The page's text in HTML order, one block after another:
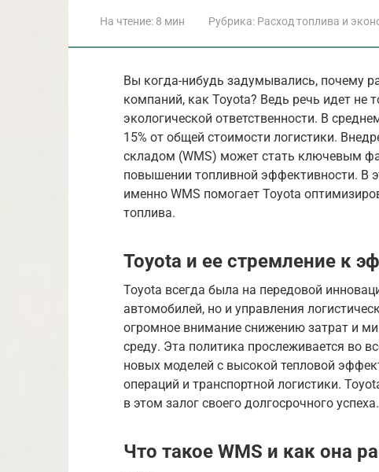
На чтение: 8 мин Рубрика: Расход топлива и
Вы когда-нибудь задумывались, почему
компаний, как Toyota? Ведь речь идет не
экологической ответственности. В
15% от общей стоимости логистики.
складом (WMS) может стать ключевым
повышении топливной эффективности. В
именно WMS помогает Toyota
топлива.
Toyota и ее стремление к
Toyota всегда была на передовой
автомобилей, но и управления
огромное внимание снижению затрат и
среду. Эта политика прослеживается во
новых моделей с высокой тепловой
операций и транспортной логистики.
в этом залог своего долгосрочного успеха.
Что такое WMS и как она